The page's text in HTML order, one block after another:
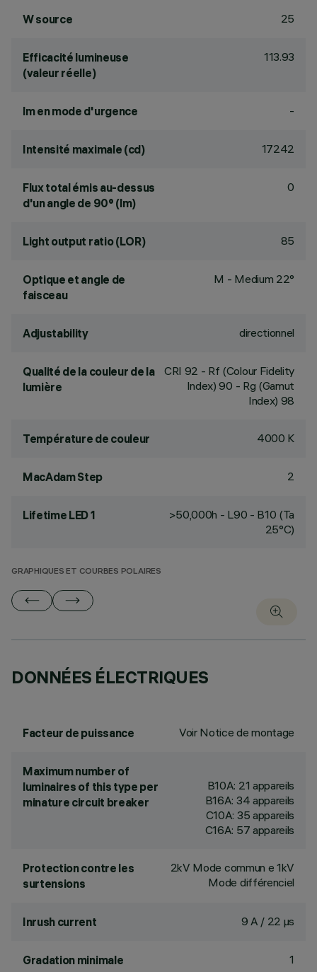
W source 25
Efficacité lumineuse
(valeur réelle)
113.93
lm en mode d'urgence -
Intensité maximale (cd) 17242
Flux total émis au-dessus
d'un angle de 90° (lm)
0
Light output ratio (LOR) 85
Optique et angle de
faisceau
M - Medium 22°
Adjustability directionnel
Qualité de la couleur de la
lumière
CRI 92 - Rf (Colour Fidelity
Index) 90 - Rg (Gamut
Index) 98
Température de couleur 4000 K
MacAdam Step 2
Lifetime LED 1
>50,000h - L90 - B10 (Ta
25°C)
GRAPHIQUES ET COURBES POLAIRES
DONNÉES ÉLECTRIQUES
Facteur de puissance Voir Notice de montage
Maximum number of
luminaires of this type per
minature circuit breaker
B10A: 21 appareils
B16A: 34 appareils
C10A: 35 appareils
C16A: 57 appareils
Protection contre les
surtensions
2kV Mode commun e 1kV
Mode différenciel
Inrush current 9 A / 22 µs
Gradation minimale 1